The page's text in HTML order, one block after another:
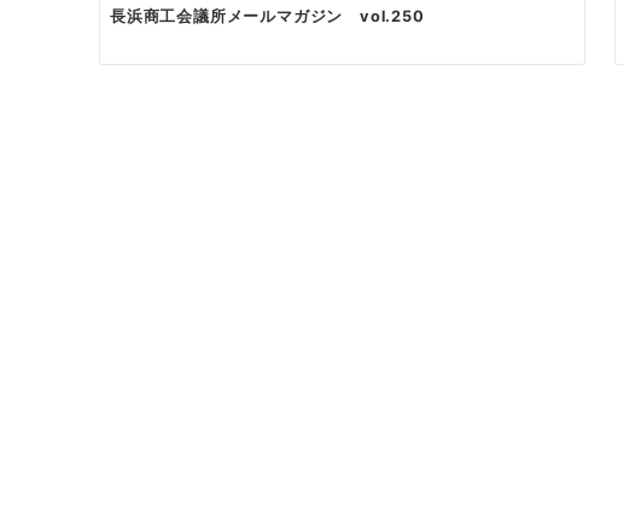
長浜商工会議所メールマガジン vol.250